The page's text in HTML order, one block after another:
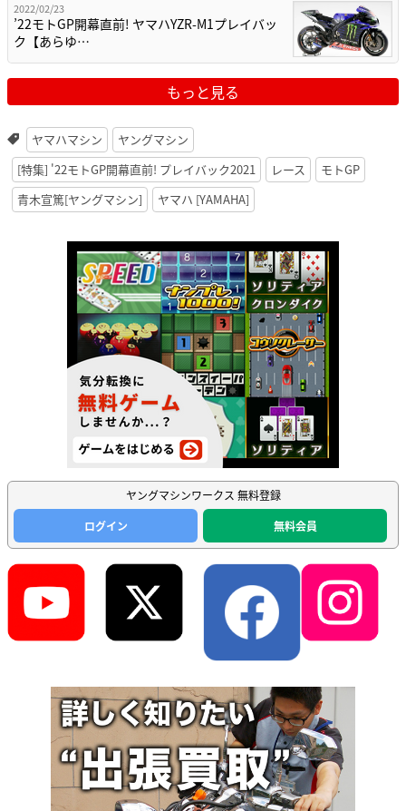
2022/02/23
’22モトGP開幕直前! ヤマハYZR-M1プレイバッ
ク【あらゆ…
もっと見る
ヤマハマシン
ヤングマシン
[特集] '22モトGP開幕直前! プレイバック2021
レース
モトGP
青木宣篤[ヤングマシン]
ヤマハ [YAMAHA]
ヤングマシンワークス 無料登録
ログイン
無料会員